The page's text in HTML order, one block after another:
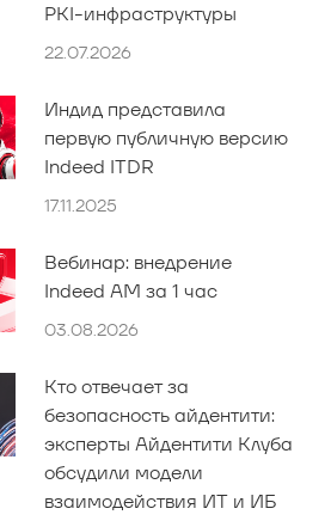
PKI-инфраструктуры
22.07.2026
Индид представила
первую публичную версию
Indeed ITDR
17.11.2025
Вебинар: внедрение
Indeed AM за 1 час
03.08.2026
Кто отвечает за
безопасность айдентити:
эксперты Айдентити Клуба
обсудили модели
взаимодействия ИТ и ИБ